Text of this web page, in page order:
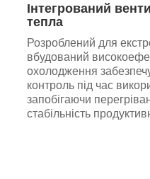
Інтегрований
тепла
Розроблений для
вбудований
охолодження
контроль під час
запобігаючи
стабільність